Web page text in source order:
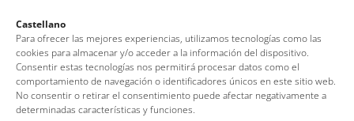
Castellano
Para ofrecer las mejores experiencias, utilizamos tecnologías como las
cookies para almacenar y/o acceder a la información del dispositivo.
Consentir estas tecnologías nos permitirá procesar datos como el
comportamiento de navegación o identificadores únicos en este sitio web.
No consentir o retirar el consentimiento puede afectar negativamente a
determinadas características y funciones.
Av. del Pelegrí, 25 – Edificio La Nau · 17320 – Tossa de Mar
(Girona – Costa Brava)
Tel: + 00 34 972 340 108 · Mail: info@visittossa.com
Nota legal·Política de cookies ·Protección de datos